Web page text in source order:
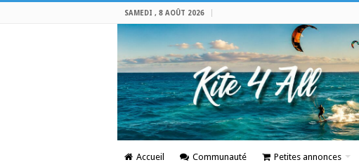
SAMEDI , 8 AOÛT 2026
Accueil Communauté Petites annonces